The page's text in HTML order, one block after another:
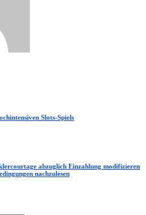
Slots-Spiels
abzuglich Einzahlung modifizieren
nachzulesen